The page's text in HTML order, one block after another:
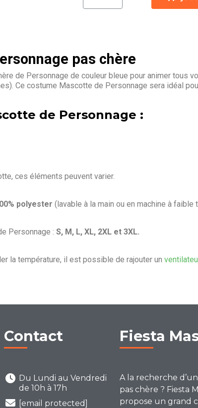
pas chère
de Personnage de couleur bleue pour animer tous
Ce costume Mascotte de Personnage sera idéal
de Personnage :
ces éléments peuvent varier.
polyester (lavable à la main ou en machine à
Personnage : S, M, L, XL, 2XL et 3XL.
la température, il est possible de rajouter un
Contact
Du Lundi au Vendredi
de 10h à 17h
[email protected]
Fiesta
A la recherche
pas chère ? Fiesta
propose un grand